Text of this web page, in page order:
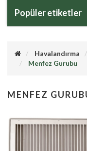
Popüler etiketler
Havalandırma
Menfez Gurubu
MENFEZ